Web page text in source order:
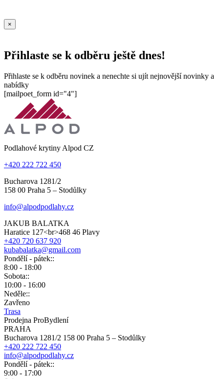
×
Přihlaste se k odběru ještě dnes!
Přihlaste se k odběru novinek a nenechte si ujít nejnovější novinky a
nabídky
[mailpoet_form id="4"]
Podlahové krytiny Alpod CZ
+420 222 722 450
Bucharova 1281/2
158 00 Praha 5 – Stodůlky
info@alpodpodlahy.cz
JAKUB BALATKA
Haratice 127<br>468 46 Plavy
+420 720 637 920
kubabalatka@gmail.com
Pondělí - pátek::
8:00 - 18:00
Sobota::
10:00 - 16:00
Neděle::
Zavřeno
Trasa
Prodejna ProBydlení
PRAHA
Bucharova 1281/2 158 00 Praha 5 – Stodůlky
+420 222 722 450
info@alpodpodlahy.cz
Pondělí - pátek::
9:00 - 17:00